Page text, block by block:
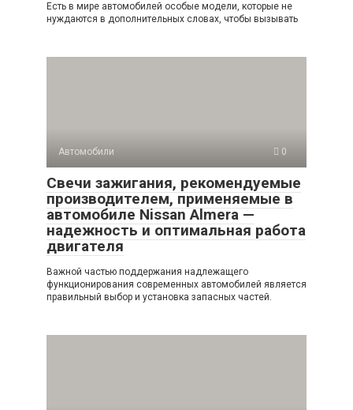
Есть в мире автомобилей особые модели, которые не
нуждаются в дополнительных словах, чтобы вызывать
Автомобили 0
Свечи зажигания, рекомендуемые
производителем, применяемые в
автомобиле Nissan Almera —
надежность и оптимальная работа
двигателя
Важной частью поддержания надлежащего
функционирования современных автомобилей является
правильный выбор и установка запасных частей.